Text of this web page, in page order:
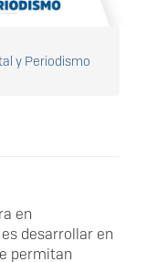
y Periodismo
en
desarrollar en
permitan